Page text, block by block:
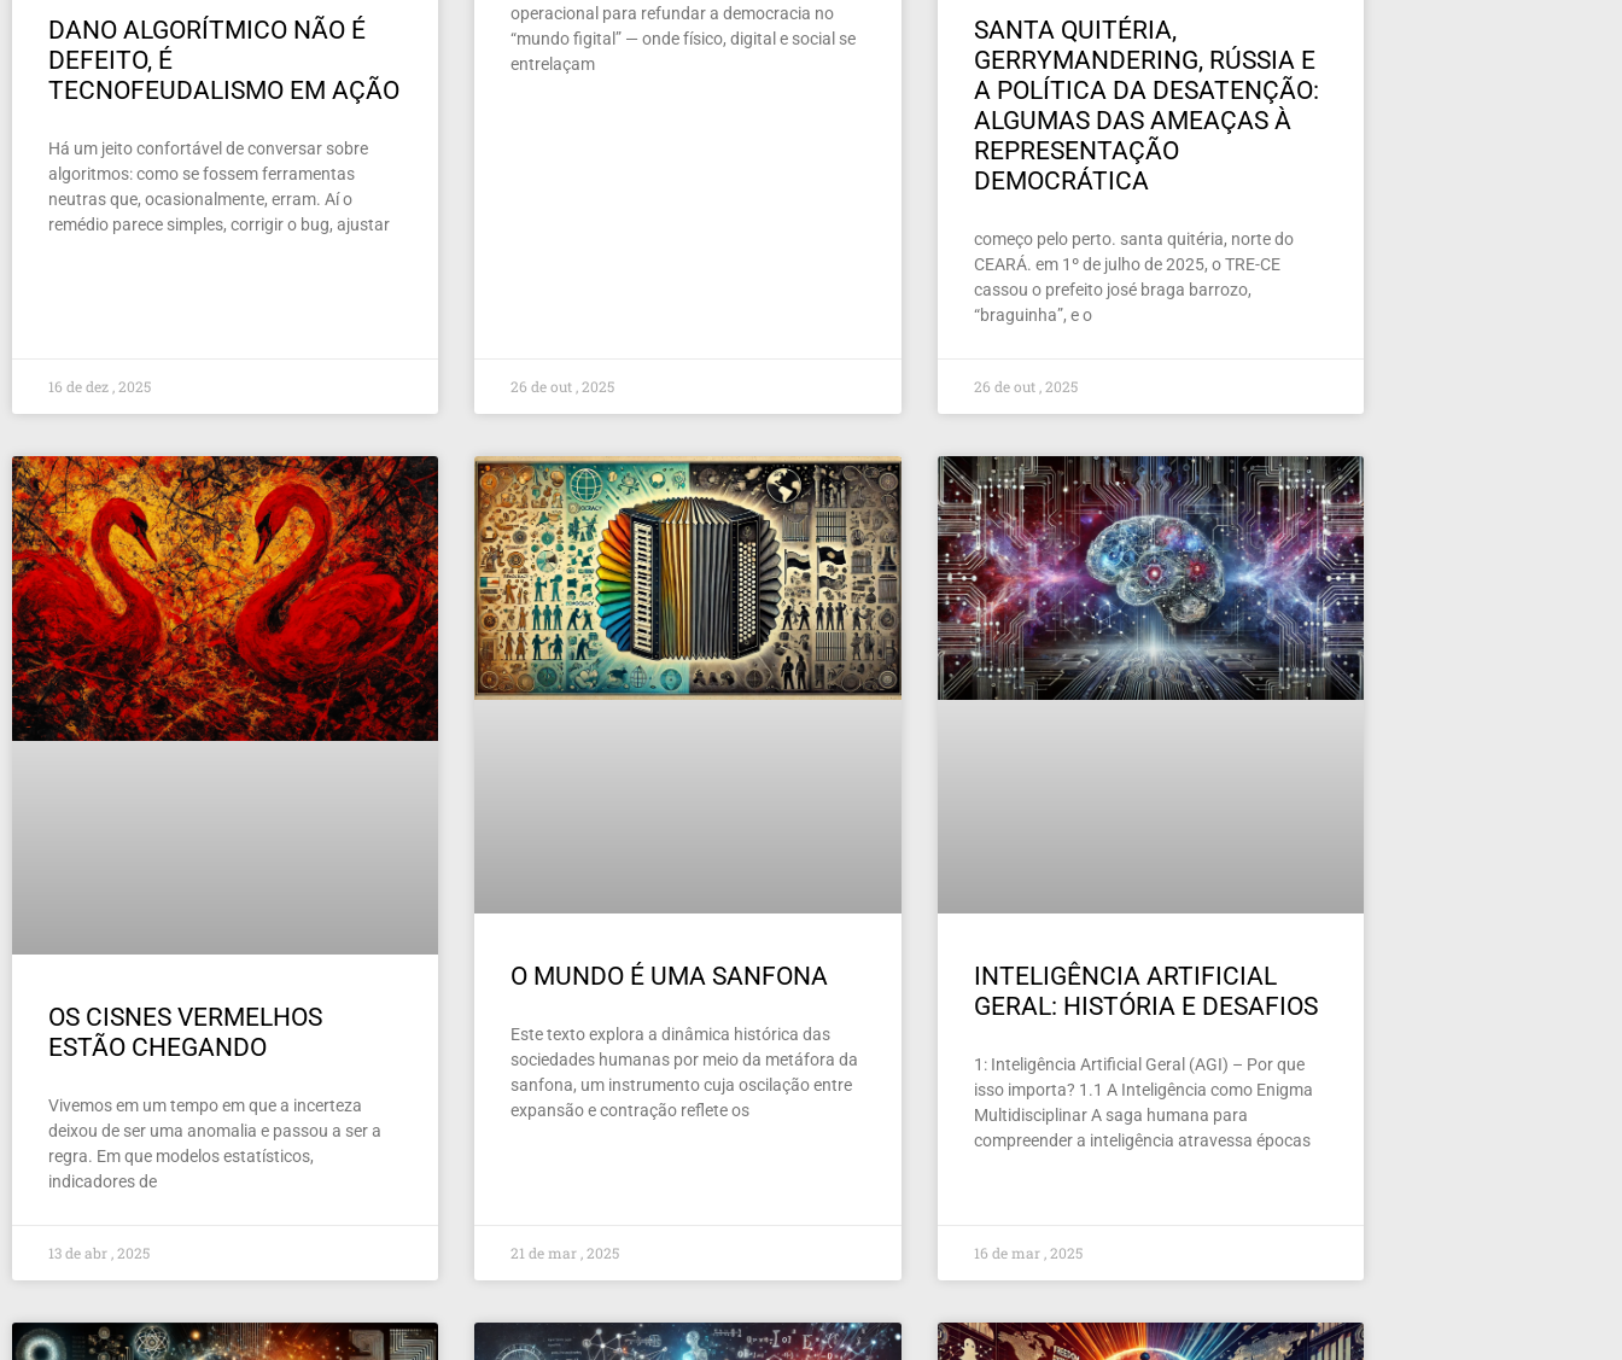
DANO ALGORÍTMICO NÃO É
DEFEITO, É
TECNOFEUDALISMO EM AÇÃO
Há um jeito confortável de conversar sobre
algoritmos: como se fossem ferramentas
neutras que, ocasionalmente, erram. Aí o
remédio parece simples, corrigir o bug, ajustar
16 de dez , 2025
operacional para refundar a democracia no
“mundo figital” — onde físico, digital e social se
entrelaçam
26 de out , 2025
SANTA QUITÉRIA,
GERRYMANDERING, RÚSSIA E
A POLÍTICA DA DESATENÇÃO:
ALGUMAS DAS AMEAÇAS À
REPRESENTAÇÃO
DEMOCRÁTICA
começo pelo perto. santa quitéria, norte do
CEARÁ. em 1º de julho de 2025, o TRE-CE
cassou o prefeito josé braga barrozo,
“braguinha”, e o
26 de out , 2025
OS CISNES VERMELHOS
ESTÃO CHEGANDO
Vivemos em um tempo em que a incerteza
deixou de ser uma anomalia e passou a ser a
regra. Em que modelos estatísticos,
indicadores de
13 de abr , 2025
O MUNDO É UMA SANFONA
Este texto explora a dinâmica histórica das
sociedades humanas por meio da metáfora da
sanfona, um instrumento cuja oscilação entre
expansão e contração reflete os
21 de mar , 2025
INTELIGÊNCIA ARTIFICIAL
GERAL: HISTÓRIA E DESAFIOS
1: Inteligência Artificial Geral (AGI) – Por que
isso importa? 1.1 A Inteligência como Enigma
Multidisciplinar A saga humana para
compreender a inteligência atravessa épocas
16 de mar , 2025